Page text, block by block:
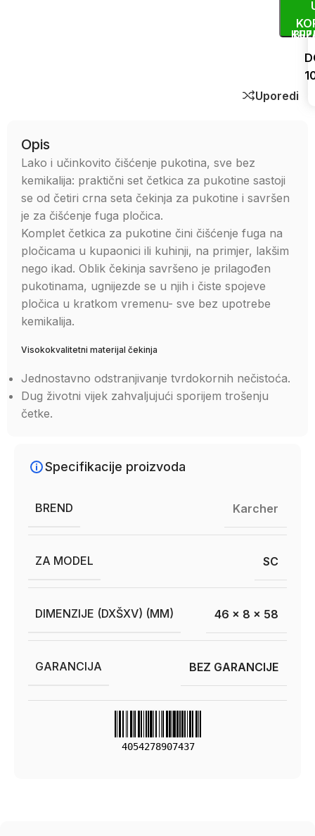
Uporedi
Opis
Lako i učinkovito čišćenje pukotina, sve bez
kemikalija: praktični set četkica za pukotine sastoji
se od četiri crna seta čekinja za pukotine i savršen
je za čišćenje fuga pločica.
Komplet četkica za pukotine čini čišćenje fuga na
pločicama u kupaonici ili kuhinji, na primjer, lakšim
nego ikad. Oblik čekinja savršeno je prilagođen
pukotinama, ugnijezde se u njih i čiste spojeve
pločica u kratkom vremenu- sve bez upotrebe
kemikalija.
Visokokvalitetni materijal čekinja
Jednostavno odstranjivanje tvrdokornih nečistoća.
Dug životni vijek zahvaljujući sporijem trošenju
četke.
Specifikacije proizvoda
BREND Karcher
ZA MODEL SC
DIMENZIJE (DXŠXV) (MM) 46 x 8 x 58
GARANCIJA BEZ GARANCIJE
4054278907437